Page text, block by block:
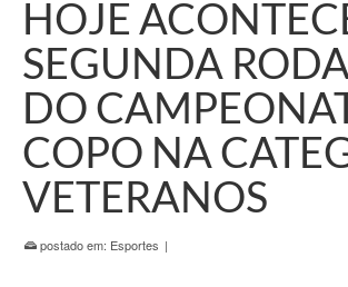
HOJE
SEGUNDA
DO
COPO NA
VETERANOS
postado em: Esportes |